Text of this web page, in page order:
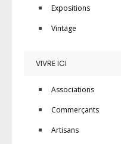
Expositions
Vintage
VIVRE ICI
Associations
Commerçants
Artisans